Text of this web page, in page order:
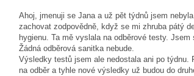
Ahoj, jmenuji se Jana a už pět týdnů jsem
zachovat zodpovědně, když se mi zhruba pátý
hygienu. Ta mě vyslala na odběrové testy.
Žádná odběrová sanitka nebude.
Výsledky testů jsem ale nedostala ani po
na odběr a tyhle nové výsledky už budou do